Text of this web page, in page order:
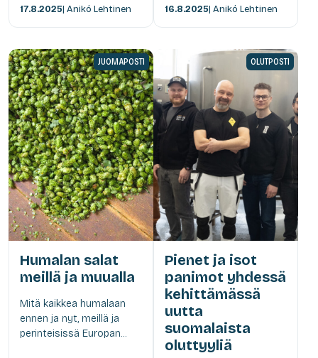
17.8.2025| Anikó Lehtinen 16.8.2025| Anikó Lehtinen
JUOMAPOSTI
Humalan salat
meillä ja muualla
Mitä kaikkea humalaan
ennen ja nyt, meillä ja
perinteisissä Europan...
OLUTPOSTI
Pienet ja isot
panimot yhdessä
kehittämässä
uutta
suomalaista
oluttyyliä